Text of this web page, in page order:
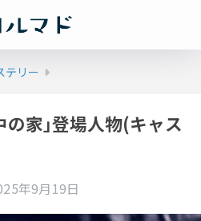
テリー
の家｣登場人物(キャス
年9月19日